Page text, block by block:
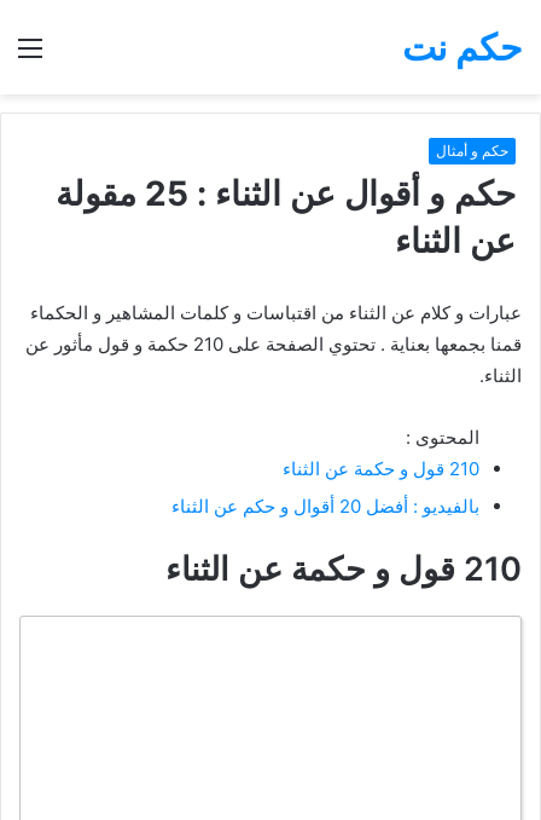
بحث
حكم نت
حكم و أمثال
حكم و أقوال عن الثناء : 25 مقولة
عن الثناء
عبارات و كلام عن الثناء من اقتباسات و كلمات المشاهير و الحكماء
قمنا بجمعها بعناية . تحتوي الصفحة على 210 حكمة و قول مأثور عن
الثناء.
المحتوى :
210 قول و حكمة عن الثناء
بالفيديو : أفضل 20 أقوال و حكم عن الثناء
210 قول و حكمة عن الثناء